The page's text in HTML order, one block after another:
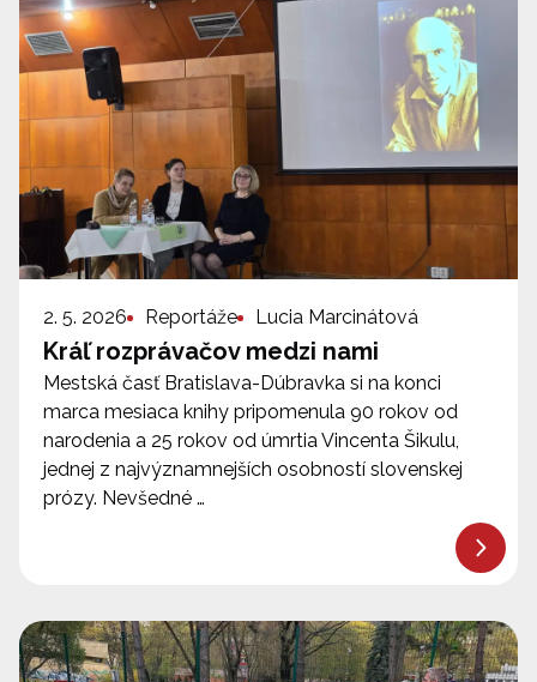
2. 5. 2026 Reportáže Lucia Marcinátová
Kráľ rozprávačov medzi nami
Mestská časť Bratislava-Dúbravka si na konci
marca mesiaca knihy pripomenula 90 rokov od
narodenia a 25 rokov od úmrtia Vincenta Šikulu,
jednej z najvýznamnejších osobností slovenskej
prózy. Nevšedné …